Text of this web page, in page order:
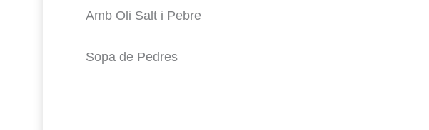
Amb Oli Salt i Pebre
Sopa de Pedres